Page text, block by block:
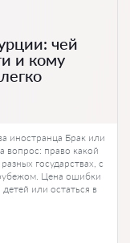
чей
и кому
иностранца Брак или
вопрос: право какой
государствах, с
Цена ошибки
или остаться в